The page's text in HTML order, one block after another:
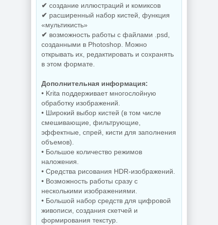
Windows 11 Pro
26H1 Lite version
Build 28000.2525
экрана TechSmith
Snagit 26.3.1 build
11825 by
elchupacabra
Видеозапись с
монитора
TechSmith
Camtasia 2026.1.4
Build 18353 by
NEW
Копирование
дисков
Professional |
NEW
NEW
✔ создание иллюстраций и комиксов
✔ расширенный набор кистей, функция
«мультикисть»
✔ возможность работы с файлами .psd,
созданными в Photoshop. Можно
открывать их, редактировать и сохранять
в этом формате.
Дополнительная информация:
• Krita поддерживает многослойную
обработку изображений.
• Широкий выбор кистей (в том числе
смешивающие, фильтрующие,
эффектные, спрей, кисти для заполнения
объемов).
• Большое количество режимов
наложения.
• Средства рисования HDR-изображений.
• Возможность работы сразу с
несколькими изображениями.
• Большой набор средств для цифровой
живописи, создания скетчей и
формирования текстур.